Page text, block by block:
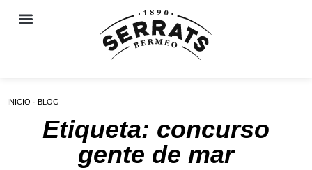
INICIO · BLOG
Etiqueta: concurso
gente de mar